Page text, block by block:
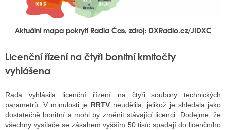
Aktuální mapa pokrytí Radia Čas, zdroj: DXRadio.cz/JIDXC
Licenční řízení na čtyři bonitní kmitočty
vyhlášena
Rada vyhlásila licenční řízení na čtyři soubory technických
parametrů. V minulosti je RRTV neudělila, jelikož je shledala jako
dostatečně bonitní a mohl by změnit stávající licenci. Dodejme, že
všechny vysílače se zásahem vyšším 50 tisíc spadají do licenčního